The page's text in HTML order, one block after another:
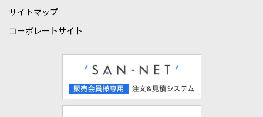
サイトマップ
コーポレートサイト